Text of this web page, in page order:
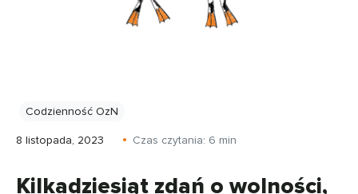
Codzienność OzN
8 listopada, 2023 Czas czytania: 6 min
Kilkadziesiąt zdań o wolności,